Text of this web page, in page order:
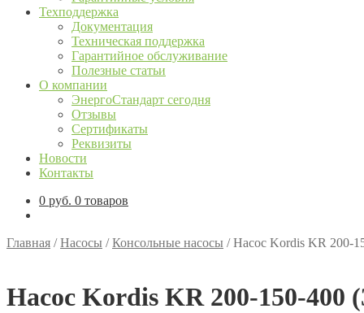
Техподдержка
Документация
Техническая поддержка
Гарантийное обслуживание
Полезные статьи
О компании
ЭнергоСтандарт сегодня
Отзывы
Сертификаты
Реквизиты
Новости
Контакты
0 руб. 0 товаров
Главная /Насосы /Консольные насосы /Насос Kordis KR 200-
Насос Kordis KR 200-150-400